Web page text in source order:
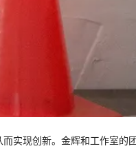
实现创新。金辉和工作室的